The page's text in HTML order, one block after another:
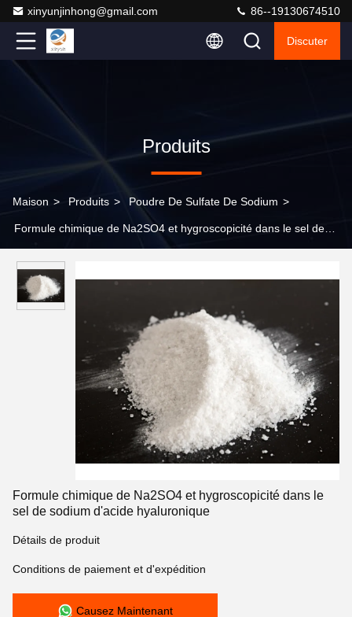
xinyunjinhong@gmail.com 86--19130674510
Discuter
Produits
Maison > Produits > Poudre De Sulfate De Sodium >
Formule chimique de Na2SO4 et hygroscopicité dans le sel de
Formule chimique de Na2SO4 et hygroscopicité dans le
sel de sodium d'acide hyaluronique
Détails de produit
Conditions de paiement et d'expédition
Causez Maintenant